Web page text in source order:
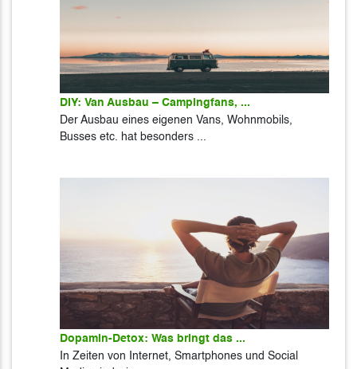
DIY: Van Ausbau – Campingfans, ...
Der Ausbau eines eigenen Vans, Wohnmobils,
Busses etc. hat besonders ...
Dopamin-Detox: Was bringt das ...
In Zeiten von Internet, Smartphones und Social